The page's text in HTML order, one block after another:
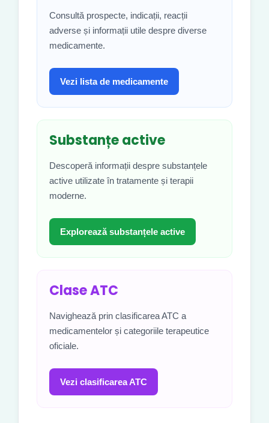
Consultă prospecte, indicații, reacții
adverse și informații utile despre diverse
medicamente.
Vezi lista de medicamente
Substanțe active
Descoperă informații despre substanțele
active utilizate în tratamente și terapii
moderne.
Explorează substanțele active
Clase ATC
Navighează prin clasificarea ATC a
medicamentelor și categoriile terapeutice
oficiale.
Vezi clasificarea ATC